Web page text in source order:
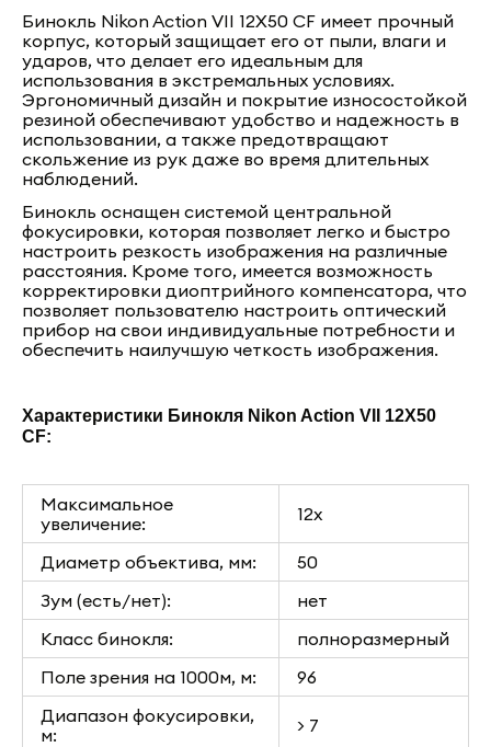
Бинокль Nikon Action VII 12X50 CF имеет прочный
корпус, который защищает его от пыли, влаги и
ударов, что делает его идеальным для
использования в экстремальных условиях.
Эргономичный дизайн и покрытие износостойкой
резиной обеспечивают удобство и надежность в
использовании, а также предотвращают
скольжение из рук даже во время длительных
наблюдений.
Бинокль оснащен системой центральной
фокусировки, которая позволяет легко и быстро
настроить резкость изображения на различные
расстояния. Кроме того, имеется возможность
корректировки диоптрийного компенсатора, что
позволяет пользователю настроить оптический
прибор на свои индивидуальные потребности и
обеспечить наилучшую четкость изображения.
Характеристики Бинокля Nikon Action VII 12X50
CF:
Максимальное
увеличение:
12x
Диаметр объектива, мм:
50
Зум (есть/нет):
нет
Класс бинокля:
полноразмерный
Поле зрения на 1000м, м:
96
Диапазон фокусировки,
м:
> 7